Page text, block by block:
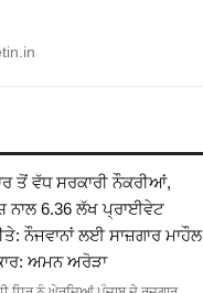
ਤੋਂ ਵੱਧ ਸਰਕਾਰੀ ਨੌਕਰੀਆਂ,
ਨਾਲ 6.36 ਲੱਖ ਪ੍ਰਾਈਵੇਟ
ਨੌਜਵਾਨਾਂ ਲਈ ਸਾਜ਼ਗਾਰ ਮਾਹੌਲ
ਅਮਨ ਅਰੋੜਾ